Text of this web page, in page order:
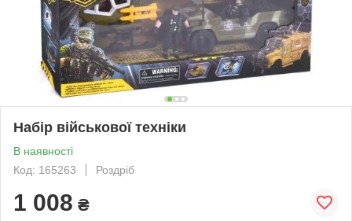
Набір військової техніки
В наявності
Код: 165263
Роздріб
1 008 ₴